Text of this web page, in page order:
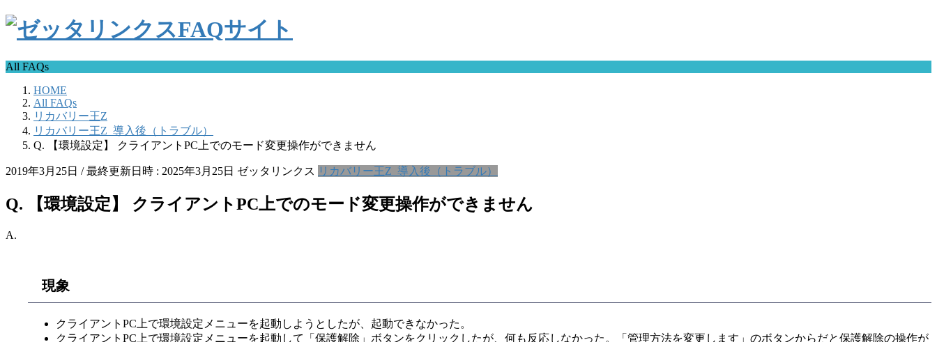
All FAQs
HOME
All FAQs
リカバリー王Z
リカバリー王Z_導入後（トラブル）
Q. 【環境設定】 クライアントPC上でのモード変更操作ができません
2019年3月25日 / 最終更新日時 : 2025年3月25日 ゼッタリンクス リカバリー王Z_導入後（トラブル）
Q. 【環境設定】 クライアントPC上でのモード変更操作ができません
A.
現象
クライアントPC上で環境設定メニューを起動しようとしたが、起動できなかった。
クライアントPC上で環境設定メニューを起動して「保護解除」ボタンをクリックしたが、何も反応しなかった。「管理方法を変更します」のボタンからだと保護解除の操作が